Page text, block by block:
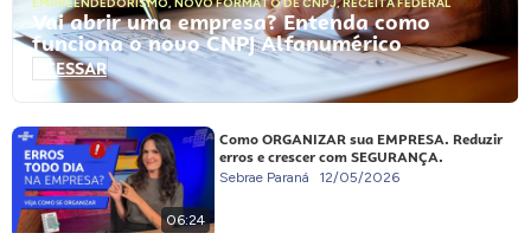
Vai abrir uma empresa? Entenda como
funciona o novo CNPJ Alfanumérico
ACESSAR
06:24
Como ORGANIZAR sua EMPRESA. Reduzir
erros e crescer com SEGURANÇA.
Sebrae Paraná 12/05/2026